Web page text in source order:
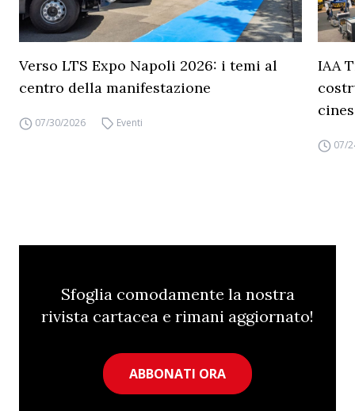
Verso LTS Expo Napoli 2026: i temi al
centro della manifestazione
07/30/2026 Eventi
IAA
07/
Sfoglia comodamente la nostra
rivista cartacea e rimani aggiornato!
ABBONATI ORA